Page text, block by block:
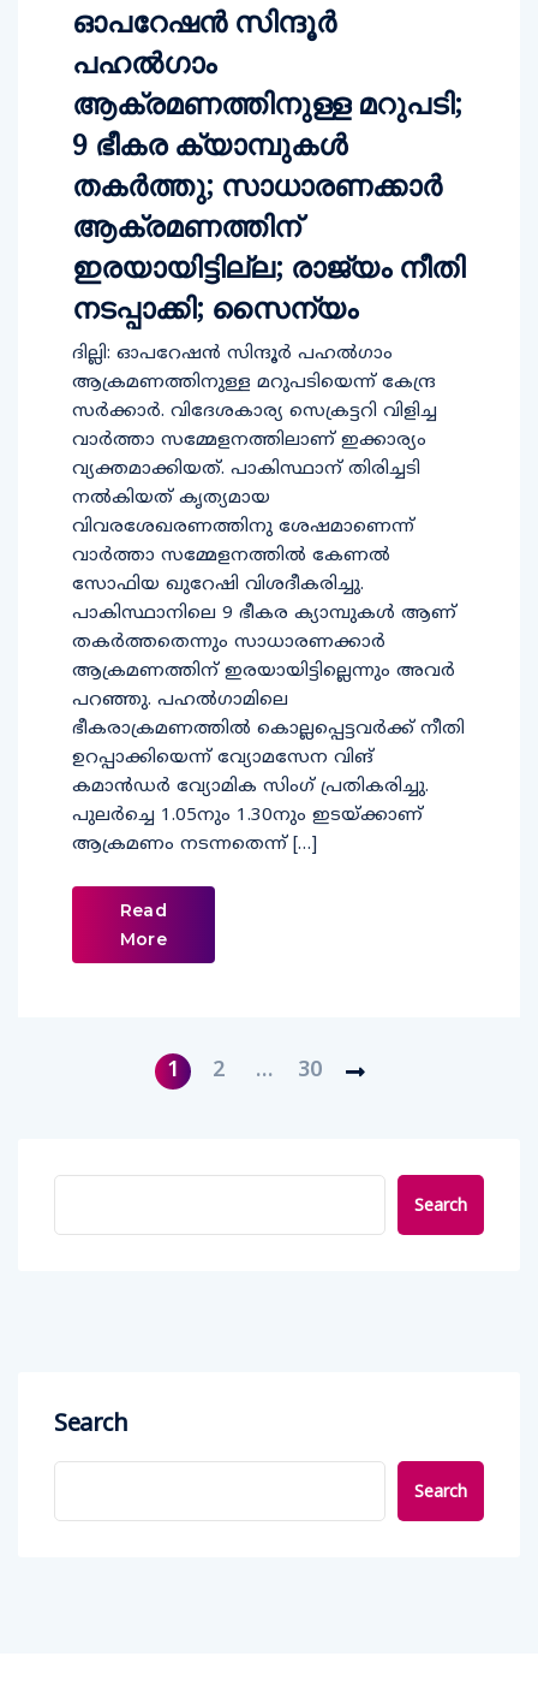
ഓപറേഷന്‍ സിന്ദൂര്‍
പഹല്‍ഗാം
ആക്രമണത്തിനുള്ള മറുപടി;
9 ഭീകര ക്യാമ്പുകള്‍
തകര്‍ത്തു; സാധാരണക്കാര്‍
ആക്രമണത്തിന്
ഇരയായിട്ടില്ല; രാജ്യം നീതി
നടപ്പാക്കി; സൈന്യം
ദില്ലി: ഓപറേഷന്‍ സിന്ദൂര്‍ പഹല്‍ഗാം
ആക്രമണത്തിനുള്ള മറുപടിയെന്ന് കേന്ദ്ര
സര്‍ക്കാര്‍. വിദേശകാര്യ സെക്രട്ടറി വിളിച്ച
വാര്‍ത്താ സമ്മേളനത്തിലാണ് ഇക്കാര്യം
വ്യക്തമാക്കിയത്. പാകിസ്ഥാന് തിരിച്ചടി
നല്‍കിയത് കൃത്യമായ
വിവരശേഖരണത്തിനു ശേഷമാണെന്ന്
വാര്‍ത്താ സമ്മേളനത്തില്‍ കേണല്‍
സോഫിയ ഖുറേഷി വിശദീകരിച്ചു.
പാകിസ്ഥാനിലെ 9 ഭീകര ക്യാമ്പുകള്‍ ആണ്
തകര്‍ത്തതെന്നും സാധാരണക്കാര്‍
ആക്രമണത്തിന് ഇരയായിട്ടില്ലെന്നും അവര്‍
പറഞ്ഞു. പഹല്‍ഗാമിലെ
ഭീകരാക്രമണത്തില്‍ കൊല്ലപ്പെട്ടവര്‍ക്ക് നീതി
ഉറപ്പാക്കിയെന്ന് വ്യോമസേന വിങ്
കമാന്‍ഡര്‍ വ്യോമിക സിംഗ് പ്രതികരിച്ചു.
പുലര്‍ച്ചെ 1.05നും 1.30നും ഇടയ്ക്കാണ്
ആക്രമണം നടന്നതെന്ന് […]
Read
More
1 2 … 30
Search
Search
Search